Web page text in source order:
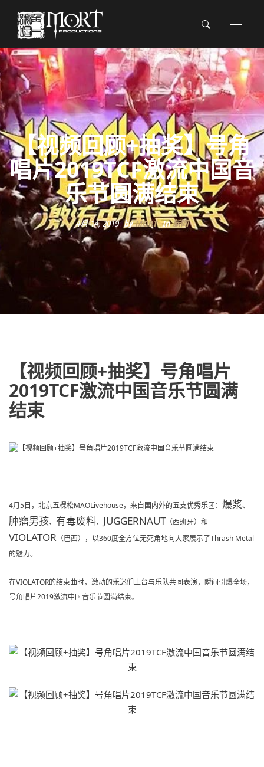
【视频回顾+抽奖】号角
唱片2019TCF激流中国音
乐节圆满结束
4月 14, 2019 byMORT In新闻
【视频回顾+抽奖】号角唱片
2019TCF激流中国音乐节圆满
结束
4月5日， 北京五棵松MAOLivehouse，来自国内外的五支优秀乐团： 爆浆、
肿瘤男孩、 有毒废料、 JUGGERNAUT （西班牙）和
VIOLATOR （巴西），以360度全方位无死角地向大家展示了Thrash Metal
的魅力。
在VIOLATOR的结束曲时，激动的乐迷们上台与乐队共同表演，瞬间引爆全场，
号角唱片2019激流中国音乐节圆满结束。